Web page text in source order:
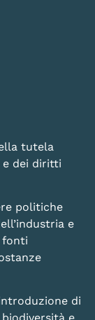
tutela
e dei diritti
politiche
e
fonti
di